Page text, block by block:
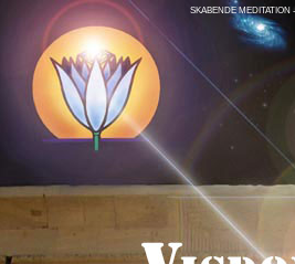
SKABENDE MEDITATION